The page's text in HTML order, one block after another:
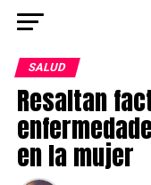
SALUD
Resaltan
en la mujer